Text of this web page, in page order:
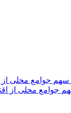
جوامع محلی از